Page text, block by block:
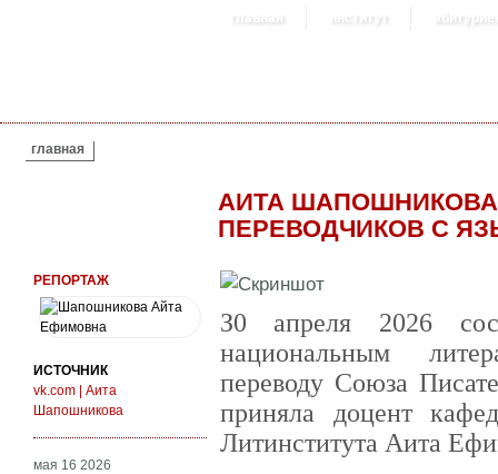
главная институт
ВЫ ЗДЕСЬ
главная
АИТА
ПЕРЕВОДЧИКОВ С
РЕПОРТАЖ
ИСТОЧНИК
vk.com | Аита
Шапошникова
мая 16 2026
З0 апреля 2026
национальным
переводу Союза
приняла доцент
Литинститута Аита